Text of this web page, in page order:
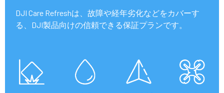
DJI Care Refreshは、故障や経年劣化などをカバーす
る、DJI製品向けの信頼できる保証プランです。